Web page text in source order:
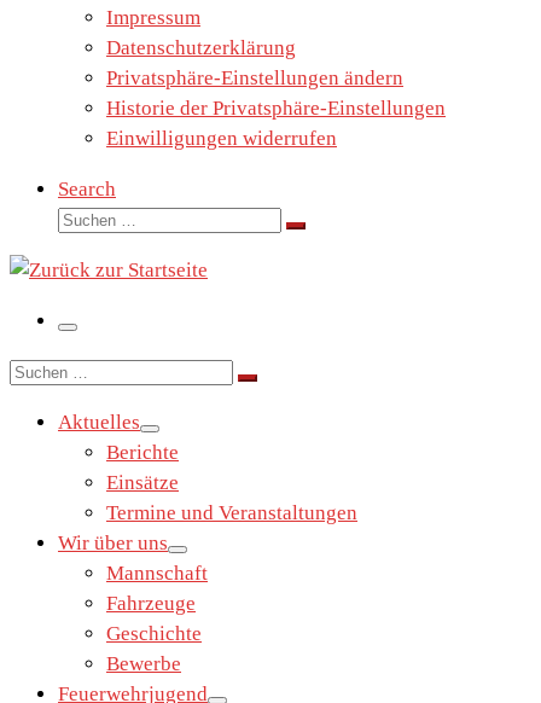
Impressum
Datenschutzerklärung
Privatsphäre-Einstellungen ändern
Historie der Privatsphäre-Einstellungen
Einwilligungen widerrufen
Search
Suche
Suchen …
Menü
Suche
Suchen …
Aktuelles
Berichte
Einsätze
Termine und Veranstaltungen
Wir über uns
Mannschaft
Fahrzeuge
Geschichte
Bewerbe
Feuerwehrjugend